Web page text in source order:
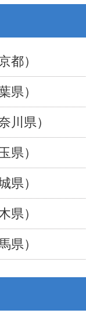
都）
県）
川県）
県）
県）
県）
県）